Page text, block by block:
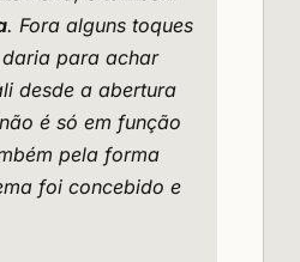
. Fora alguns toques
para achar
desde a abertura
é só em função
pela forma
foi concebido e